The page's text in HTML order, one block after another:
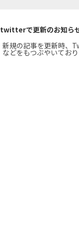
twitterで更新のお知ら
新規の記事を更新時、
などをもつぶやいてお